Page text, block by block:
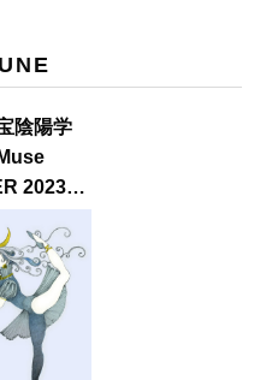
陰陽学
2023
】